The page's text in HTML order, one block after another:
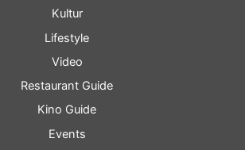
Kultur
Lifestyle
Video
Restaurant Guide
Kino Guide
Events